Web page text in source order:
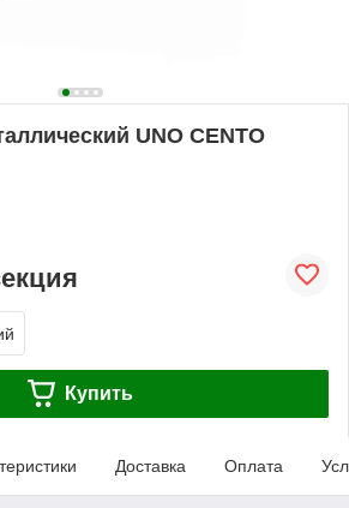
UNO CENTO
Купить
Доставка Оплата